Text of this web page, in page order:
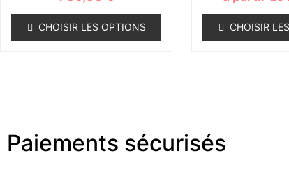
CHOISIR LES OPTIONS CHOISIR
Paiements sécurisés